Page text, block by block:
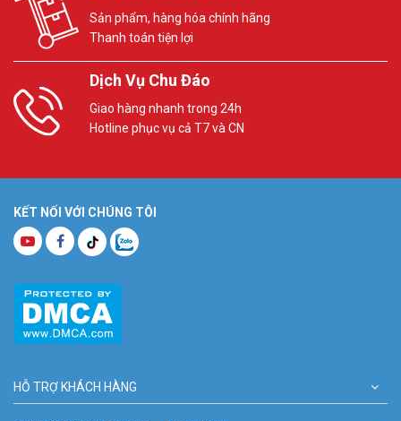
Sản phẩm, hàng hóa chính hãng
Thanh toán tiện lợi
Dịch Vụ Chu Đáo
Giao hàng nhanh trong 24h
Hotline phục vụ cả T7 và CN
KẾT NỐI VỚI CHÚNG TÔI
HỖ TRỢ KHÁCH HÀNG